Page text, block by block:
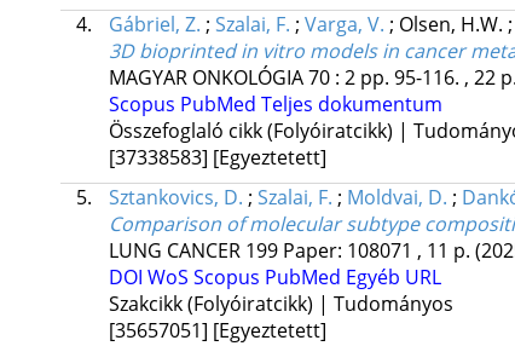
4.
Gábriel, Z. ; Szalai, F. ; Varga, V. ; Olsen, H.W. ;
3D bioprinted in vitro models in cancer
MAGYAR ONKOLÓGIA70: 2 pp. 95-116. , 22 p.
Scopus PubMed Teljes dokumentum
Összefoglaló cikk (Folyóiratcikk) |
[37338583] [Egyeztetett]
5.
Sztankovics, D. ; Szalai, F. ; Moldvai, D. ;
Comparison of molecular subtype
LUNG CANCER 199 Paper: 108071 , 11 p.
DOI WoS Scopus PubMed Egyéb URL
Szakcikk (Folyóiratcikk) | Tudományos
[35657051] [Egyeztetett]